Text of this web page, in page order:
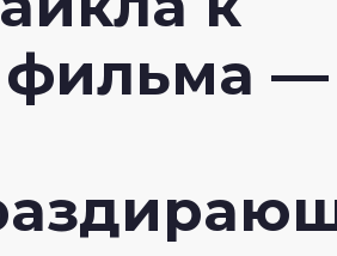
фильма